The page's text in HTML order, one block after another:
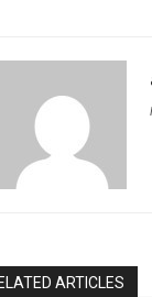
ARTICLES